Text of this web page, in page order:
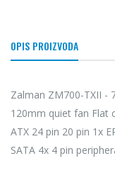
OPIS PROIZVODA
Zalman ZM700-TXII -
120mm quiet fan Flat
ATX 24 pin 20 pin 1x
SATA 4x 4 pin